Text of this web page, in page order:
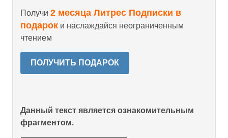
Получи 2 месяца Литрес Подписки в
подарок и наслаждайся неограниченным
чтением
ПОЛУЧИТЬ ПОДАРОК
Данный текст является ознакомительным
фрагментом.